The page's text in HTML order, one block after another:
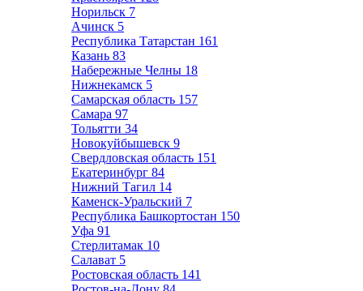
Норильск 7
Ачинск 5
Республика Татарстан 161
Казань 83
Набережные Челны 18
Нижнекамск 5
Самарская область 157
Самара 97
Тольятти 34
Новокуйбышевск 9
Свердловская область 151
Екатеринбург 84
Нижний Тагил 14
Каменск-Уральский 7
Республика Башкортостан 150
Уфа 91
Стерлитамак 10
Салават 5
Ростовская область 141